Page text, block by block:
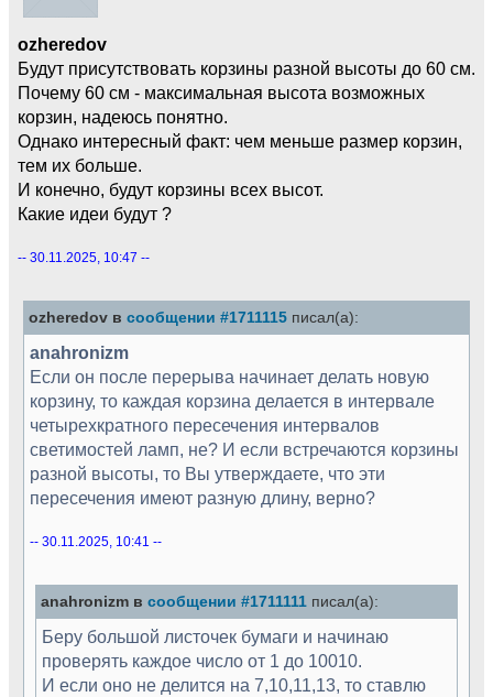
ozheredov
Будут присутствовать корзины разной высоты до 60 см.
Почему 60 см - максимальная высота возможных
корзин, надеюсь понятно.
Однако интересный факт: чем меньше размер корзин,
тем их больше.
И конечно, будут корзины всех высот.
Какие идеи будут ?
-- 30.11.2025, 10:47 --
ozheredov в сообщении #1711115 писал(а):
anahronizm
Если он после перерыва начинает делать новую
корзину, то каждая корзина делается в интервале
четырехкратного пересечения интервалов
светимостей ламп, не? И если встречаются корзины
разной высоты, то Вы утверждаете, что эти
пересечения имеют разную длину, верно?
-- 30.11.2025, 10:41 --
anahronizm в сообщении #1711111 писал(а):
Беру большой листочек бумаги и начинаю
проверять каждое число от 1 до 10010.
И если оно не делится на 7,10,11,13, то ставлю